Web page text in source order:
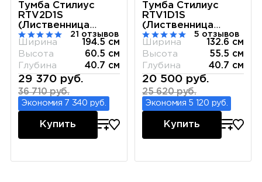
Тумба Стилиус
RTV2D1S
(Лиственница
сибирская)21 отзывов
Ширина
194.5 см
Высота
60.5 см
Глубина
40.7 см
29 370 руб.
36 710 руб.
Экономия 7 340 руб.
Купить
Тумба Стилиус
RTV1D1S
(Лиственница
сибирская)5 отзывов
Ширина
132.6 см
Высота
55.5 см
Глубина
40.7 см
20 500 руб.
25 620 руб.
Экономия 5 120 руб.
Купить